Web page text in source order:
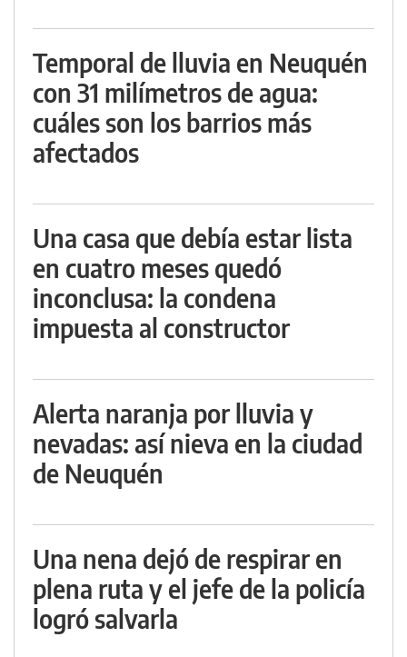
Temporal de lluvia en Neuquén
con 31 milímetros de agua:
cuáles son los barrios más
afectados
Una casa que debía estar lista
en cuatro meses quedó
inconclusa: la condena
impuesta al constructor
Alerta naranja por lluvia y
nevadas: así nieva en la ciudad
de Neuquén
Una nena dejó de respirar en
plena ruta y el jefe de la policía
logró salvarla